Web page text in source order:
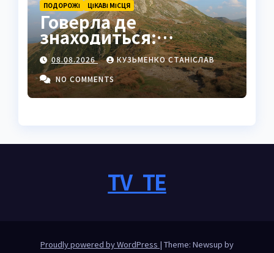
ПОДОРОЖІ ЦІКАВІ МІСЦЯ
Говерла де
знаходиться:
найвища вершина
України в серці
Карпат
08.08.2026
КУЗЬМЕНКО СТАНІСЛАВ
NO COMMENTS
TV_TE
Proudly powered by WordPress | Theme: Newsup by